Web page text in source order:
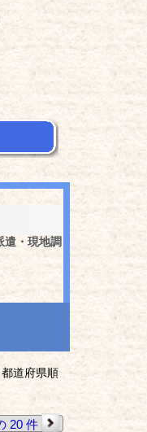
遣・現地調
都道府県順
20 件